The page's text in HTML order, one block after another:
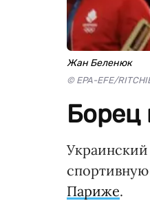
Жан Беленюк
© EPA-EFE/
Борец
Париже.